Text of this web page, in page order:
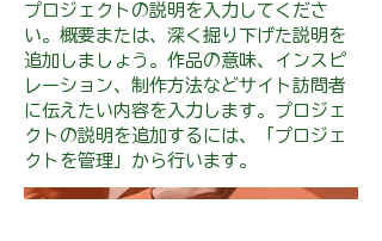
プロジェクトの説明を入力してくださ
い。概要または、深く掘り下げた説明を
追加しましょう。作品の意味、インスピ
レーション、制作方法などサイト訪問者
に伝えたい内容を入力します。プロジェ
クトの説明を追加するには、「プロジェ
クトを管理」から行います。